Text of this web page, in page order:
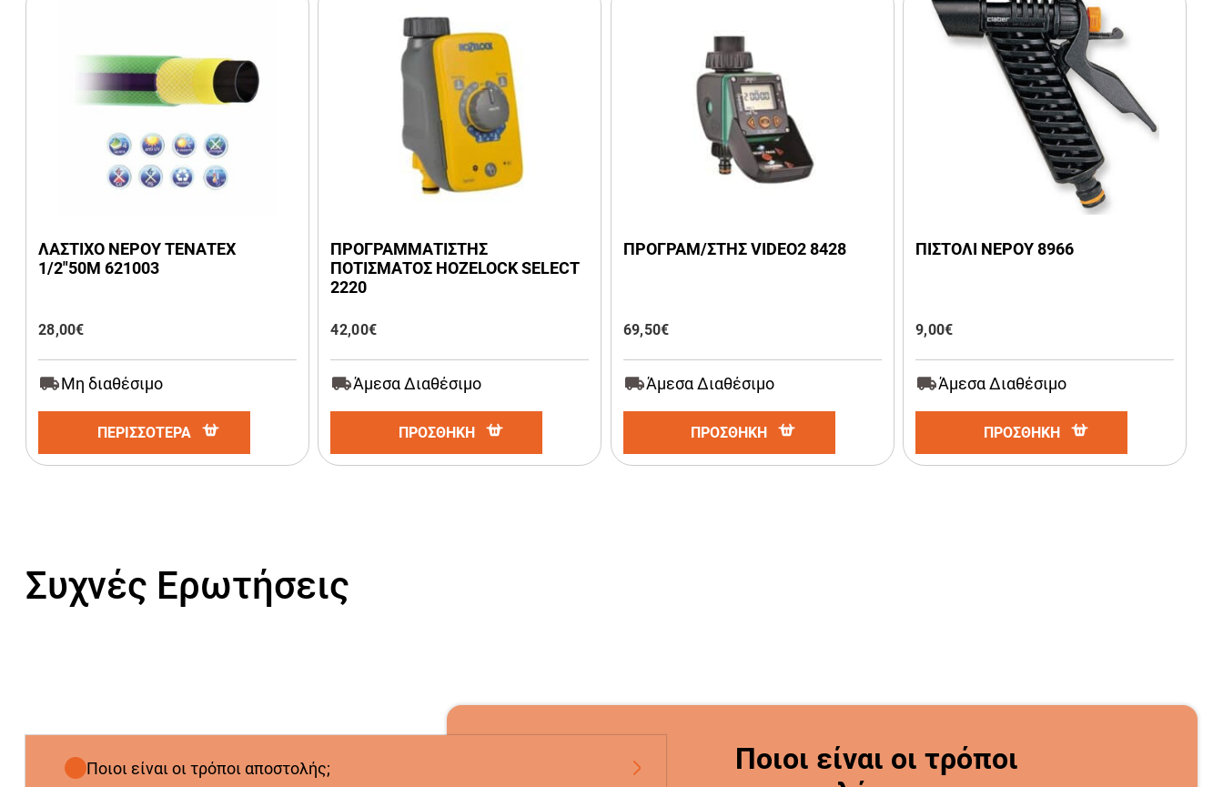
ΛΑΣΤΙΧΟ ΝΕΡΟΥ ΤΕΝΑΤΕΧ
1/2″50Μ 621003
28,00€
Μη διαθέσιμο
ΠΕΡΙΣΣΟΤΕΡΑ
ΠΡΟΓΡΑΜΜΑΤΙΣΤΗΣ
ΠΟΤΙΣΜΑΤΟΣ HOZELOCK SELECT
2220
42,00€
Άμεσα Διαθέσιμο
ΠΡΟΣΘΗΚΗ
ΠΡΟΓΡΑΜ/ΣΤΗΣ VIDEO2 8428
69,50€
Άμεσα Διαθέσιμο
ΠΡΟΣΘΗΚΗ
ΠΙΣΤΟΛΙ ΝΕΡΟΥ 8966
9,00€
Άμεσα Διαθέσιμο
ΠΡΟΣΘΗΚΗ
Συχνές Ερωτήσεις
Ποιοι είναι οι τρόποι αποστολής;
Ποιοι είναι οι τρόποι